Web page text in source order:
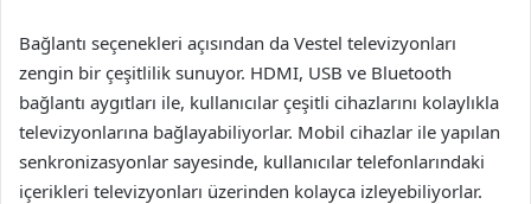
Bağlantı seçenekleri açısından da Vestel televizyonları
zengin bir çeşitlilik sunuyor. HDMI, USB ve Bluetooth
bağlantı aygıtları ile, kullanıcılar çeşitli cihazlarını kolaylıkla
televizyonlarına bağlayabiliyorlar. Mobil cihazlar ile yapılan
senkronizasyonlar sayesinde, kullanıcılar telefonlarındaki
içerikleri televizyonları üzerinden kolayca izleyebiliyorlar.